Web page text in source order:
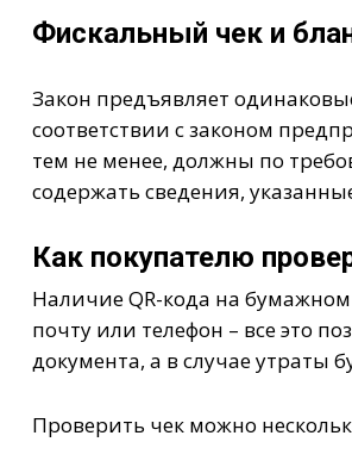
Фискальный чек и
Закон предъявляет
соответствии с законом
тем не менее, должны по
содержать сведения,
Как покупателю
Наличие QR-кода на
почту или телефон – все это
документа, а в случае утраты
Проверить чек можно